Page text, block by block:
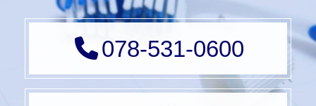
078-531-0600